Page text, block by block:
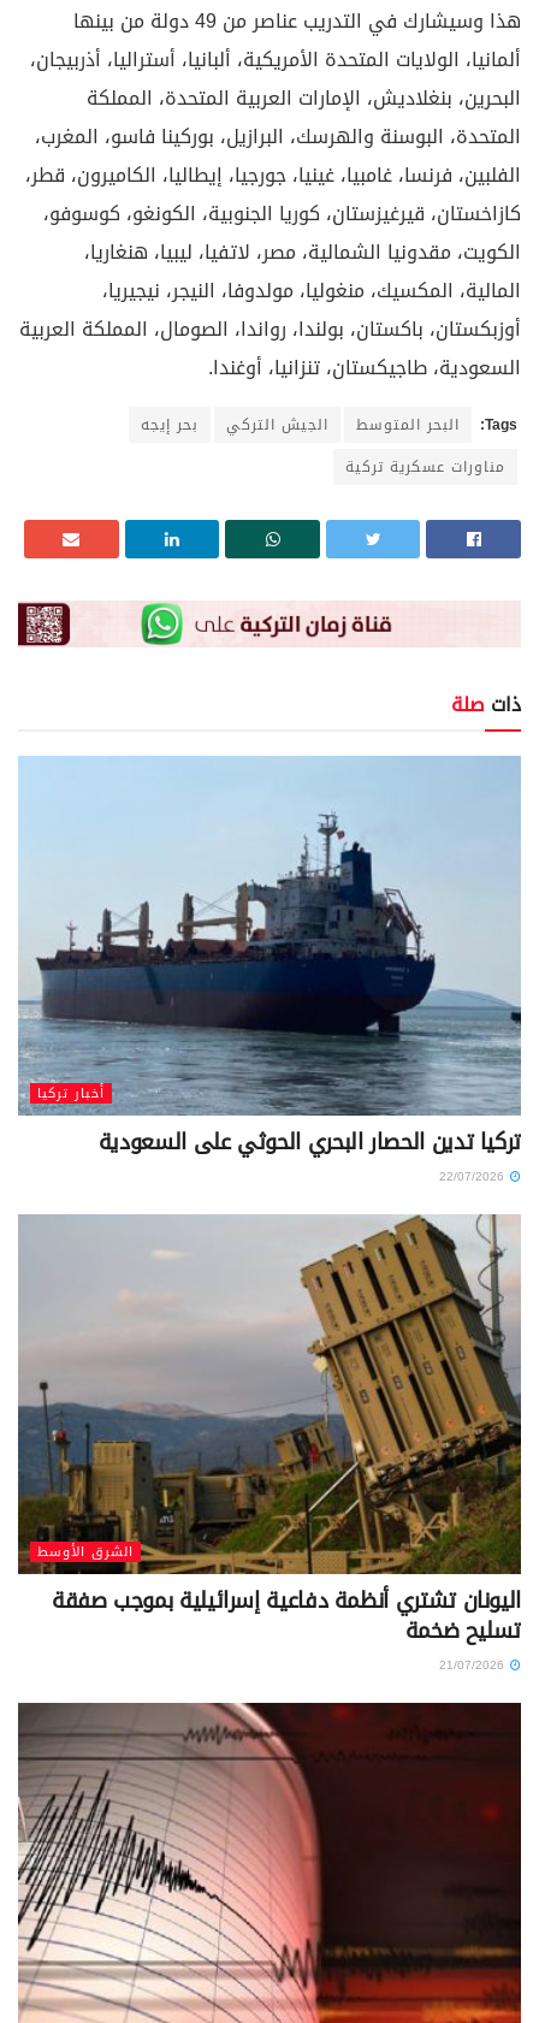
هذا وسيشارك في التدريب عناصر من 49 دولة من بينها
ألمانيا، الولايات المتحدة الأمريكية، ألبانيا، أستراليا، أذربيجان،
البحرين، بنغلاديش، الإمارات العربية المتحدة، المملكة
المتحدة، البوسنة والهرسك، البرازيل، بوركينا فاسو، المغرب،
الفلبين، فرنسا، غامبيا، غينيا، جورجيا، إيطاليا، الكاميرون، قطر،
كازاخستان، قيرغيزستان، كوريا الجنوبية، الكونغو، كوسوفو،
الكويت، مقدونيا الشمالية، مصر، لاتفيا، ليبيا، هنغاريا،
المالية، المكسيك، منغوليا، مولدوفا، النيجر، نيجيريا،
أوزبكستان، باكستان، بولندا، رواندا، الصومال، المملكة العربية
السعودية، طاجيكستان، تنزانيا، أوغندا.
Tags: البحر المتوسط الجيش التركي
بحر إيجه
مناورات عسكرية تركية
ذات صلة
أخبار تركيا
تركيا تدين الحصار البحري الحوثي على السعودية
الشرق الأوسط
اليونان تشتري أنظمة دفاعية إسرائيلية بموجب صفقة
تسليح ضخمة